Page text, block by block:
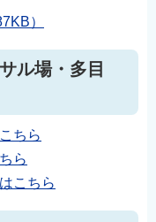
）
ル場・多目
ちら
ら
こちら